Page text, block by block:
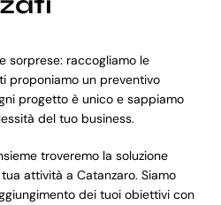
sorprese: raccogliamo le
proponiamo un preventivo
progetto è unico e sappiamo
del tuo business.
troveremo la soluzione
attività a Catanzaro. Siamo
dei tuoi obiettivi con